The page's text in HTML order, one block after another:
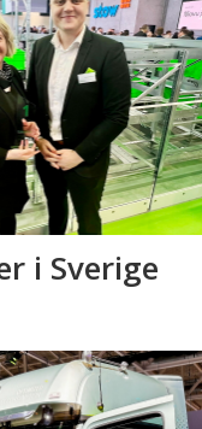
i Sverige